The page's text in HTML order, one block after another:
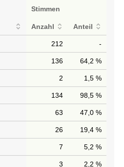
Stimmen
Anzahl Anteil
212 -
136 64,2 %
2 1,5 %
134 98,5 %
63 47,0 %
26 19,4 %
7 5,2 %
3 2,2 %